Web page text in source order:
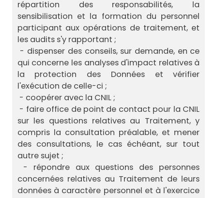
répartition des responsabilités, la
sensibilisation et la formation du personnel
participant aux opérations de traitement, et
les audits s'y rapportant ;
- dispenser des conseils, sur demande, en ce
qui concerne les analyses d'impact relatives à
la protection des Données et vérifier
l'exécution de celle-ci ;
- coopérer avec la CNIL ;
- faire office de point de contact pour la CNIL
sur les questions relatives au Traitement, y
compris la consultation préalable, et mener
des consultations, le cas échéant, sur tout
autre sujet ;
- répondre aux questions des personnes
concernées relatives au Traitement de leurs
données à caractère personnel et à l'exercice